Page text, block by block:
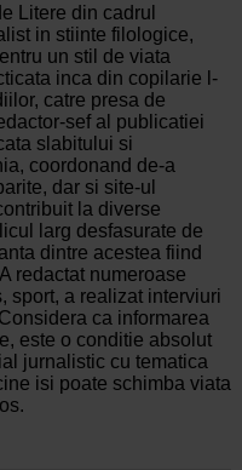
Litere din cadrul
in stiinte filologice,
un stil de viata
inca din copilarie l-
catre presa de
sef al publicatiei
slabitului si
coordonand de-a
dar si site-ul
la diverse
larg desfasurate de
dintre acestea fiind
redactat numeroase
sport, a realizat interviuri
ca informarea
este o conditie absolut
jurnalistic cu tematica
isi poate schimba viata